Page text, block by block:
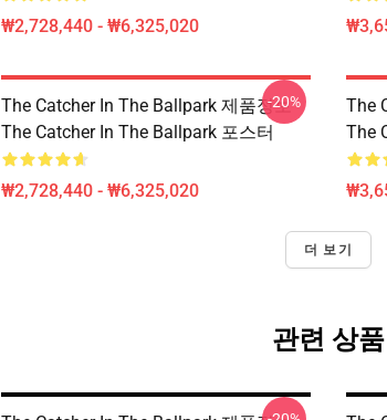
₩2,728,440 - ₩6,325,020
The Catcher In The Ballpark 제품정보
The Catcher In The Ballpark 포스터
₩2,728,440 - ₩6,325,020
-20%
The
The
더 보기
관련 상품